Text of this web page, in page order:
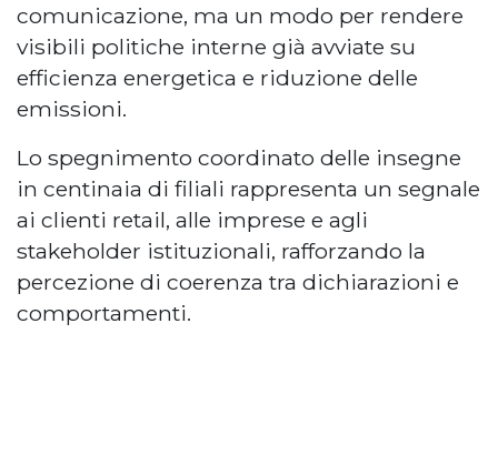
comunicazione, ma un modo per rendere
visibili politiche interne già avviate su
efficienza energetica e riduzione delle
emissioni.
Lo spegnimento coordinato delle insegne
in centinaia di filiali rappresenta un segnale
ai clienti retail, alle imprese e agli
stakeholder istituzionali, rafforzando la
percezione di coerenza tra dichiarazioni e
comportamenti.